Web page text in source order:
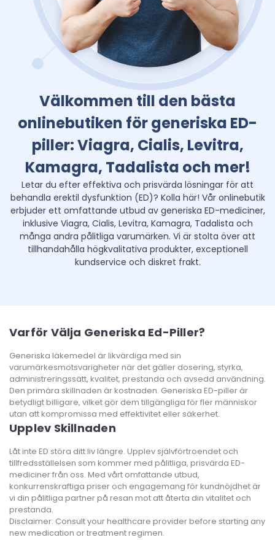
Välkommen till den bästa
onlinebutiken för generiska ED-
piller: Viagra, Cialis, Levitra,
Kamagra, Tadalista och mer!
Letar du efter effektiva och prisvärda lösningar för att
behandla erektil dysfunktion (ED)? Kolla här! Vår onlinebutik
erbjuder ett omfattande utbud av generiska ED-mediciner,
inklusive Viagra, Cialis, Levitra, Kamagra, Tadalista och
många andra pålitliga varumärken. Vi är stolta över att
tillhandahålla högkvalitativa produkter, exceptionell
kundservice och diskret frakt.
Varför Välja Generiska Ed-Piller?
Generiska läkemedel är likvärdiga med sin
varumärkesmotsvarigheter när det gäller dosering, styrka,
administreringssätt, kvalitet, prestanda och avsedd användning.
Den primära skillnaden är kostnaden. Generiska ED-piller är
betydligt billigare, vilket gör dem tillgängliga för fler människor
utan att kompromissa med effektivitet eller säkerhet.
Upplev Skillnaden
Låt inte ED störa ditt liv längre. Upplev självförtroendet och
tillfredsställelsen som kommer med pålitliga, prisvärda ED-
mediciner från oss. Med vårt omfattande utbud,
konkurrenskraftiga priser och engagemang för kundnöjdhet är
vi din pålitliga partner på resan mot att återta din vitalitet och
prestanda.
Disclaimer: Consult your healthcare provider before starting any
new medication or treatment regimen.